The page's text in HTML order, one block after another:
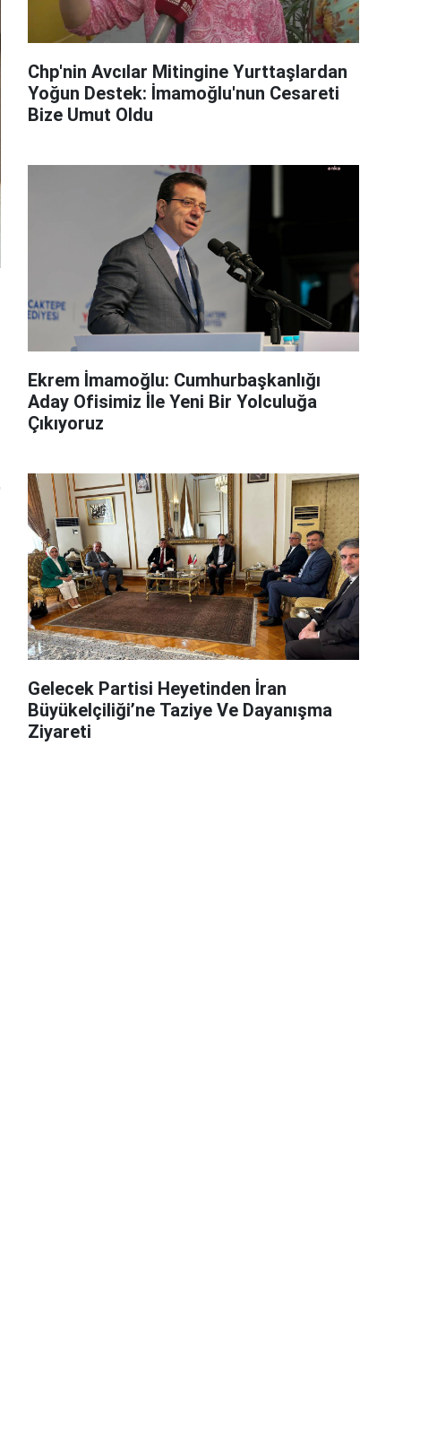
Chp'nin Avcılar Mitingine Yurttaşlardan
Yoğun Destek: İmamoğlu'nun Cesareti
Bize Umut Oldu
Ekrem İmamoğlu: Cumhurbaşkanlığı
Aday Ofisimiz İle Yeni Bir Yolculuğa
Çıkıyoruz
Gelecek Partisi Heyetinden İran
Büyükelçiliği’ne Taziye Ve Dayanışma
Ziyareti